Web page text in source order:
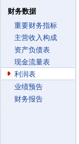
财务数据
重要财务指标
主营收入构成
资产负债表
现金流量表
利润表
业绩预告
财务报告